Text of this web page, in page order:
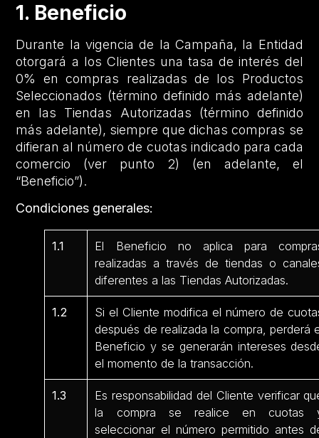
1. Beneficio
Durante la vigencia de la Campaña, la Entidad
otorgará a los Clientes una tasa de interés del
0% en compras realizadas de los Productos
Seleccionados (término definido más adelante)
en las Tiendas Autorizadas (término definido
más adelante), siempre que dichas compras se
difieran al número de cuotas indicado para cada
comercio (ver punto 2) (en adelante, el
“Beneficio”).
Condiciones generales:
1.1
El Beneficio no aplica para
realizadas a través de tiendas o
diferentes a las Tiendas Autorizadas.
1.2
Si el Cliente modifica el número de
después de realizada la compra, perderá
Beneficio y se generarán intereses
el momento de la transacción.
1.3
Es responsabilidad del Cliente verificar
la compra se realice en cuotas
seleccionar el número permitido antes